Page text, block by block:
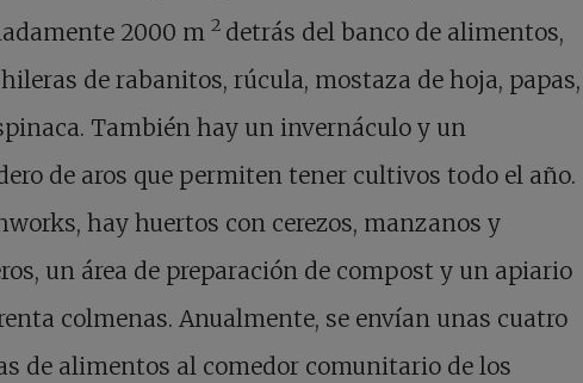
2000 m 2 detrás del banco de alimentos,
de rabanitos, rúcula, mostaza de hoja, papas,
También hay un invernáculo y un
de aros que permiten tener cultivos todo el año.
hay huertos con cerezos, manzanos y
un área de preparación de compost y un apiario
colmenas. Anualmente, se envían unas cuatro
de alimentos al comedor comunitario de los